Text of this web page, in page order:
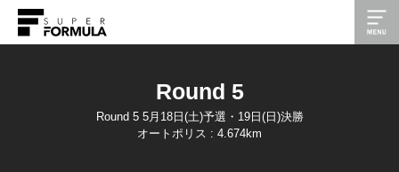
Round 5
Round 5 5月18日(土)予選・19日(日)決勝
オートポリス : 4.674km